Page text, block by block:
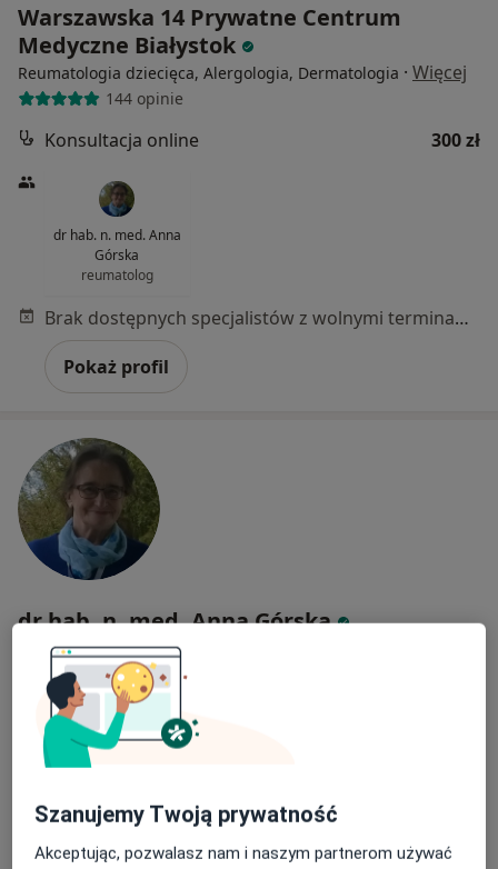
Warszawska 14 Prywatne Centrum
Medyczne Białystok
Reumatologia dziecięca, Alergologia, Dermatologia · Więcej
144 opinie
Konsultacja online 300 zł
dr hab. n. med. Anna
Górska
reumatolog
Brak dostępnych specjalistów z wolnymi terminami w tym centrum medycznym.
Pokaż profil
dr hab. n. med. Anna Górska
Reumatolog dziecięcy, Reumatolog, Lekarz rodzinny
189 opinii
Adres 1 Adres 2
Warszawska 14 Prywatne Centrum Medyczne Białystok
Szanujemy Twoją prywatność
Akceptując, pozwalasz nam i naszym partnerom używać